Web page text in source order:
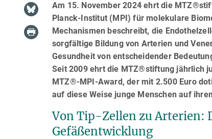
Am 15. November 2024 ehrt die
Planck-Institut (MPI) für molekulare
Mechanismen beschreibt, die
sorgfältige Bildung von Arterien und
Gesundheit von entscheidender
Seit 2009 ehrt die MTZ®stiftung jährlich
MTZ®-MPI-Award, der mit 2.500 Euro
auf diese Weise junge Menschen auf
Von Tip-Zellen zu Arterien:
Gefäßentwicklung